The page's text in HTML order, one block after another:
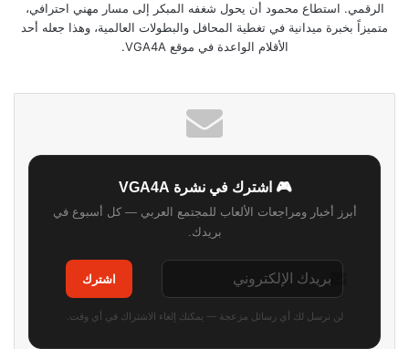
الرقمي. استطاع محمود أن يحول شغفه المبكر إلى مسار مهني احترافي،
متميزاً بخبرة ميدانية في تغطية المحافل والبطولات العالمية، وهذا جعله أحد
الأقلام الواعدة في موقع VGA4A.
🎮 اشترك في نشرة VGA4A
أبرز أخبار ومراجعات الألعاب للمجتمع العربي — كل أسبوع في
بريدك.
اشترك
لن نرسل لك أي رسائل مزعجة — يمكنك إلغاء الاشتراك في أي وقت.